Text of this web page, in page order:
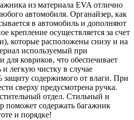
из материала EVA отлично
автомобиля. Органайзер, как
в автомобиль и дополняют
крепление осуществляется за счет
которые расположены снизу и на
используемый при
для ковриков, что обеспечивает
легкую чистку в случае
защиту содержимого от влаги. При
сверху предусмотрена ручка.
отдел. Стильный и
поможет содержать багажник
и порядке!